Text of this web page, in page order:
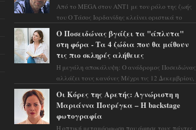
Από το MEGA στον ΑΝΤ1 με τον ρόλο της ζωής
του Ο Τάσος Ιορδανίδης κλείνει οριστικά το
Μόνο» ...
Ο Ποσειδώνας βγάζει τα "άπλυτα"
στη φόρα - Τα 4 ζώδια που θα μάθουν
τις πιο σκληρές αλήθειες
Η μεγάλη αποκάλυψη: Ο ανάδρομος Ποσειδώνας
αλλάζει τους κανόνες Μέχρι τις 12 Δεκεμβρίου,
μυστηρίου ...
Οι Κόρες της Αρετής: Αγνώριστη η
Μαριάννα Πουρέγκα – H backstage
φωτογραφία
Η οπτική μεταμόρφωση που άφησε τους πάντες